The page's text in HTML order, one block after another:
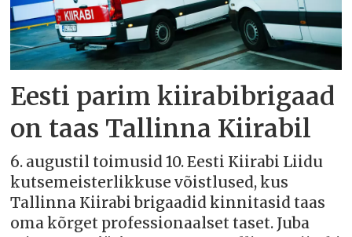
Eesti parim kiirabibrigaad
on taas Tallinna Kiirabil
6. augustil toimusid 10. Eesti Kiirabi Liidu
kutsemeisterlikkuse võistlused, kus
Tallinna Kiirabi brigaadid kinnitasid taas
oma kõrget professionaalset taset. Juba